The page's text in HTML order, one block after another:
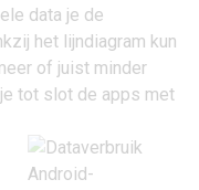
data je de
het lijndiagram kun
of juist minder
tot slot de apps met